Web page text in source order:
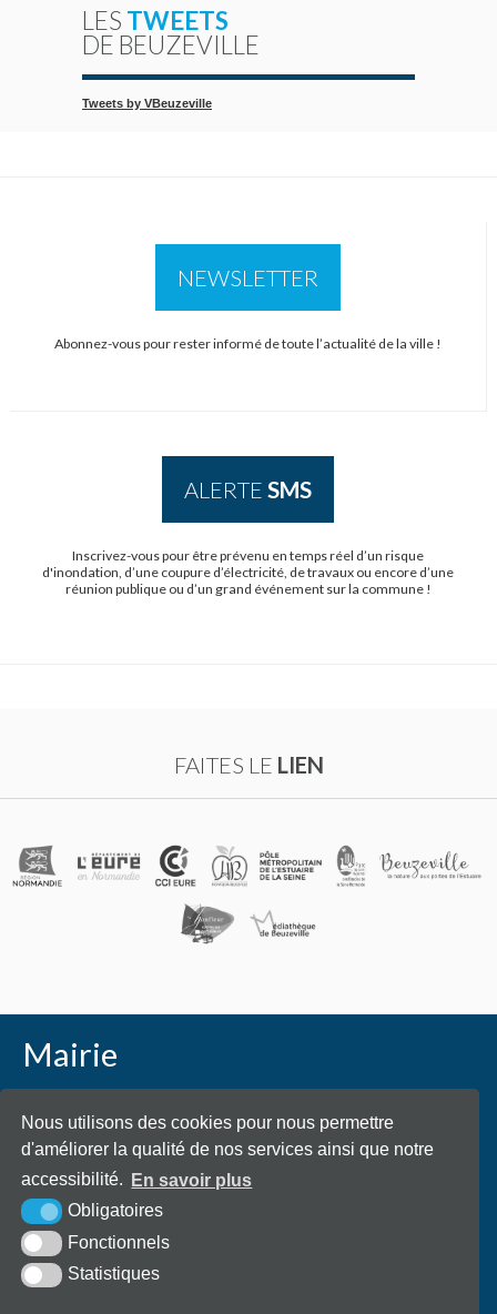
Nous utilisons des cookies pour nous permettre
d'améliorer la qualité de nos services ainsi que notre
accessibilité.
En savoir plus
Obligatoires
Fonctionnels
Statistiques
LES TWEETS
DE BEUZEVILLE
Tweets by VBeuzeville
NEWSLETTER
Abonnez-vous pour rester informé de toute l’actualité de la ville !
ALERTESMS
Inscrivez-vous pour être prévenu en temps réel d’un risque
d'inondation, d’une coupure d’électricité, de travaux ou encore d’une
réunion publique ou d’un grand événement sur la commune !
FAITES LE LIEN
Mairie
Place Général de Gaulle - 27210 Beuzeville
02 32 57 70 40